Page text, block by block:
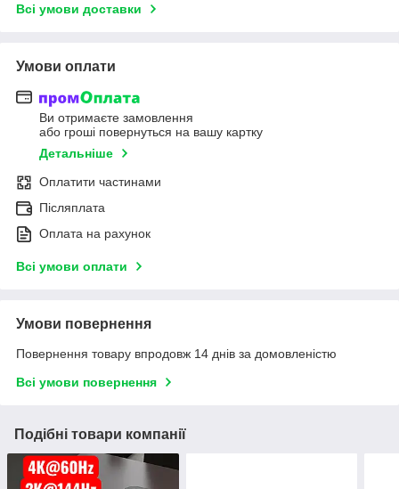
Всі умови доставки
Умови оплати
Ви отримаєте замовлення
або гроші повернуться на вашу картку
Детальніше
Оплатити частинами
Післяплата
Оплата на рахунок
Всі умови оплати
Умови повернення
Повернення товару впродовж 14 днів за домовленістю
Всі умови повернення
Подібні товари компанії